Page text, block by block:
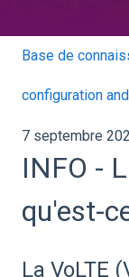
Base de
configuration
7 septembre
INFO -
qu'est-
La VoLTE